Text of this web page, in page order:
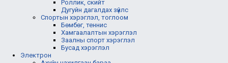
Роллик, скийт
Дугуйн дагалдах зүйлс
Спортын хэрэглэл, тоглоом
Бөмбөг, теннис
Хамгаалалтын хэрэглэл
Заалны спорт хэрэглэл
Бусад хэрэглэл
Электрон